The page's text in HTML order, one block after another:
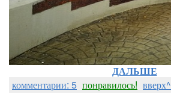
ДАЛЬШЕ
комментарии: 5 понравилось! вверх^